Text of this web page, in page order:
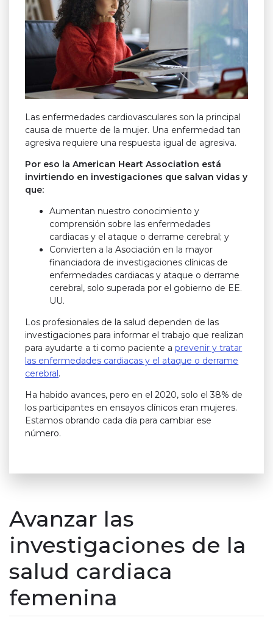
Las enfermedades cardiovasculares son la principal
causa de muerte de la mujer. Una enfermedad tan
agresiva requiere una respuesta igual de agresiva.
Por eso la American Heart Association está
invirtiendo en investigaciones que salvan vidas y
que:
Aumentan nuestro conocimiento y
comprensión sobre las enfermedades
cardiacas y el ataque o derrame cerebral; y
Convierten a la Asociación en la mayor
financiadora de investigaciones clínicas de
enfermedades cardiacas y ataque o derrame
cerebral, solo superada por el gobierno de EE.
UU.
Los profesionales de la salud dependen de las
investigaciones para informar el trabajo que realizan
para ayudarte a ti como paciente aprevenir y tratar
las enfermedades cardiacas y el ataque o derrame
cerebral.
Ha habido avances, pero en el 2020, solo el 38% de
los participantes en ensayos clínicos eran mujeres.
Estamos obrando cada día para cambiar ese
número.
Avanzar las
investigaciones de la
salud cardiaca
femenina